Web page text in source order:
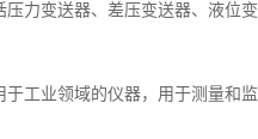
压力变送器、差压变送器、液位
于工业领域的仪器，用于测量和